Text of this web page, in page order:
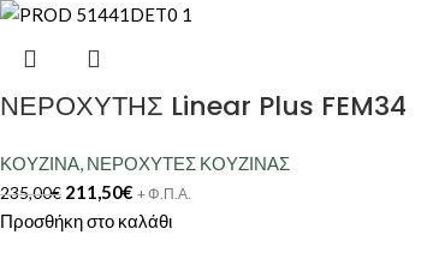
ΝΕΡΟΧΥΤΗΣ Linear Plus FEM34
ΚΟΥΖΙΝΑ, ΝΕΡΟΧΥΤΕΣ ΚΟΥΖΙΝΑΣ
235,00€ 211,50€ + Φ.Π.Α.
Προσθήκη στο καλάθι